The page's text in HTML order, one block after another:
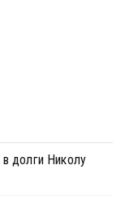
долги Николу